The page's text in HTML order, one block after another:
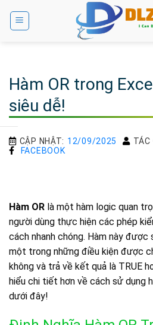
Hàm OR trong
siêu dễ!
CẬP NHẬT: 12/09/2025 TÁC
FACEBOOK
Hàm OR là một hàm logic quan
người dùng thực hiện các phép
cách nhanh chóng. Hàm này
một trong những điều kiện được
không và trả về kết quả là TRUE
hiểu chi tiết hơn về cách sử dụng
dưới đây!